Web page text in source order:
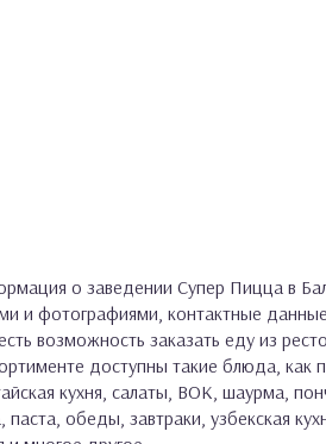
о заведении Супер Пицца в
и фотографиями, контактные
возможность заказать еду из
доступны такие блюда, как
кухня, салаты, ВОК, шаурма,
обеды, завтраки, узбекская